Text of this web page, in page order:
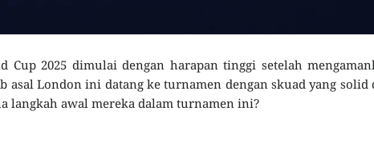
Cup 2025 dimulai dengan harapan tinggi setelah
asal London ini datang ke turnamen dengan skuad yang solid
langkah awal mereka dalam turnamen ini?